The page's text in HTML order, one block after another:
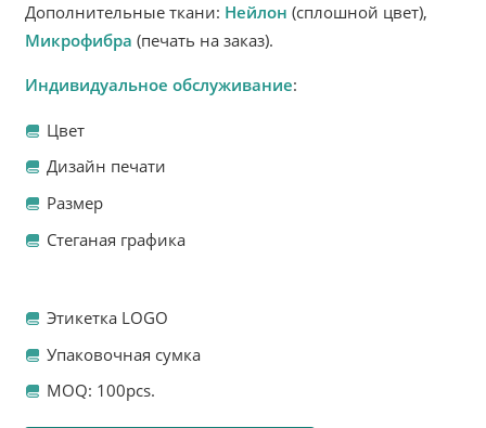
Дополнительные ткани: Нейлон (сплошной цвет),
Микрофибра (печать на заказ).
Индивидуальное обслуживание:
Цвет
Дизайн печати
Размер
Стеганая графика
Этикетка LOGO
Упаковочная сумка
MOQ: 100pcs.